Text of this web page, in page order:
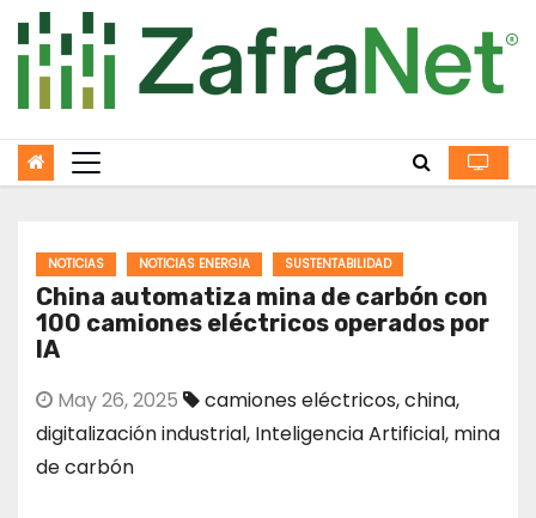
to
content
NOTICIAS NOTICIAS ENERGIA SUSTENTABILIDAD
China automatiza mina de carbón con
100 camiones eléctricos operados por
IA
May 26, 2025 camiones eléctricos,china,
digitalización industrial, Inteligencia Artificial, mina
de carbón